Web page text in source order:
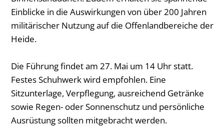
Einblicke in die Auswirkungen von über 200 Jahren
militärischer Nutzung auf die Offenlandbereiche der
Heide.
Die Führung findet am 27. Mai um 14 Uhr statt.
Festes Schuhwerk wird empfohlen. Eine
Sitzunterlage, Verpflegung, ausreichend Getränke
sowie Regen- oder Sonnenschutz und persönliche
Ausrüstung sollten mitgebracht werden.